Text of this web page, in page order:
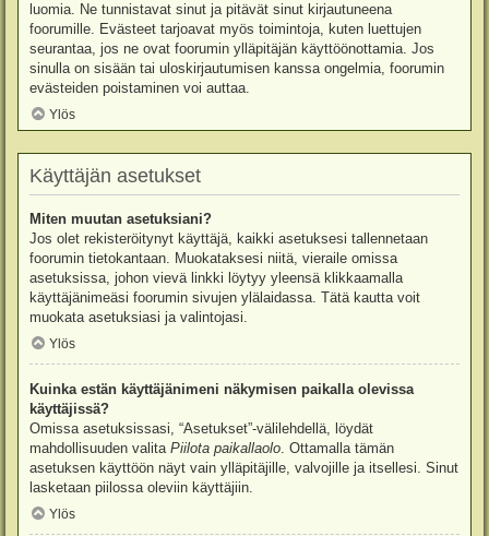
luomia. Ne tunnistavat sinut ja pitävät sinut kirjautuneena
foorumille. Evästeet tarjoavat myös toimintoja, kuten luettujen
seurantaa, jos ne ovat foorumin ylläpitäjän käyttöönottamia. Jos
sinulla on sisään tai uloskirjautumisen kanssa ongelmia, foorumin
evästeiden poistaminen voi auttaa.
Ylös
Käyttäjän asetukset
Miten muutan asetuksiani?
Jos olet rekisteröitynyt käyttäjä, kaikki asetuksesi tallennetaan
foorumin tietokantaan. Muokataksesi niitä, vieraile omissa
asetuksissa, johon vievä linkki löytyy yleensä klikkaamalla
käyttäjänimeäsi foorumin sivujen ylälaidassa. Tätä kautta voit
muokata asetuksiasi ja valintojasi.
Ylös
Kuinka estän käyttäjänimeni näkymisen paikalla olevissa
käyttäjissä?
Omissa asetuksissasi, “Asetukset”-välilehdellä, löydät
mahdollisuuden valita Piilota paikallaolo. Ottamalla tämän
asetuksen käyttöön näyt vain ylläpitäjille, valvojille ja itsellesi. Sinut
lasketaan piilossa oleviin käyttäjiin.
Ylös